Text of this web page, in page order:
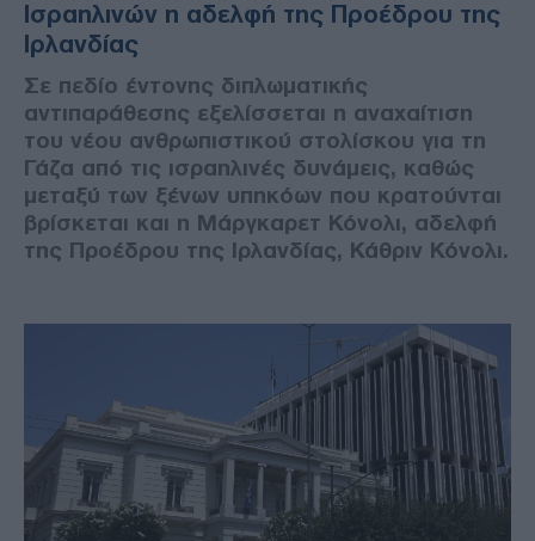
Ισραηλινών η αδελφή της Προέδρου της
Ιρλανδίας
Σε πεδίο έντονης διπλωματικής
αντιπαράθεσης εξελίσσεται η αναχαίτιση
του νέου ανθρωπιστικού στολίσκου για τη
Γάζα από τις ισραηλινές δυνάμεις, καθώς
μεταξύ των ξένων υπηκόων που κρατούνται
βρίσκεται και η Μάργκαρετ Κόνολι, αδελφή
της Προέδρου της Ιρλανδίας, Κάθριν Κόνολι.